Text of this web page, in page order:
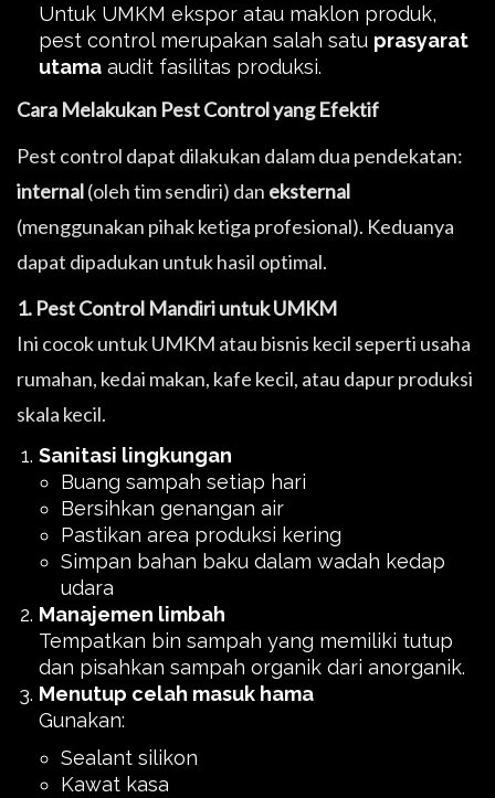
Untuk UMKM ekspor atau maklon produk,
pest control merupakan salah satu prasyarat
utama audit fasilitas produksi.
Cara Melakukan Pest Control yang Efektif
Pest control dapat dilakukan dalam dua pendekatan:
internal(oleh tim sendiri) dan eksternal
(menggunakan pihak ketiga profesional). Keduanya
dapat dipadukan untuk hasil optimal.
1. Pest Control Mandiri untuk UMKM
Ini cocok untuk UMKM atau bisnis kecil seperti usaha
rumahan, kedai makan, kafe kecil, atau dapur produksi
skala kecil.
Sanitasi lingkungan
Buang sampah setiap hari
Bersihkan genangan air
Pastikan area produksi kering
Simpan bahan baku dalam wadah kedap
udara
Manajemen limbah
Tempatkan bin sampah yang memiliki tutup
dan pisahkan sampah organik dari anorganik.
Menutup celah masuk hama
Gunakan:
Sealant silikon
Kawat kasa